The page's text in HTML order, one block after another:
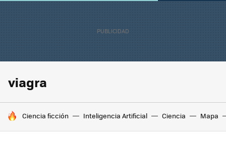
viagra
HOY SE HABLA DE
Ciencia ficción Inteligencia Artificial Ciencia Mapa